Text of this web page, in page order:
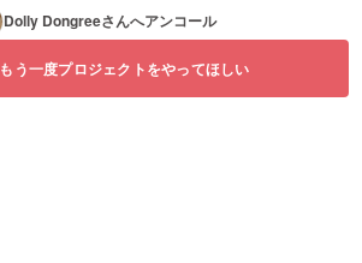
Dolly Dongreeさんへアンコール
もう一度プロジェクトをやってほしい